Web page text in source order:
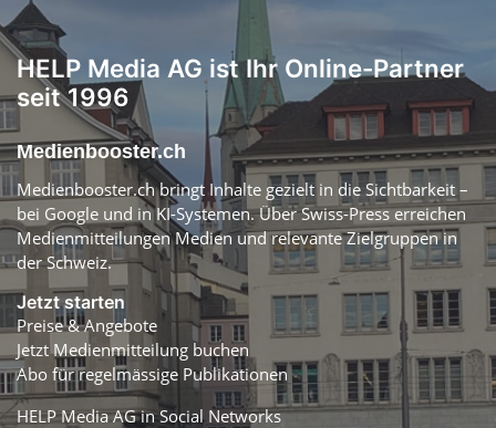
HELP Media AG ist Ihr Online-Partner
seit 1996
Medienbooster.ch
Medienbooster.ch bringt Inhalte gezielt in die Sichtbarkeit –
bei Google und in KI-Systemen. Über Swiss-Press erreichen
Medienmitteilungen Medien und relevante Zielgruppen in
der Schweiz.
Jetzt starten
Preise & Angebote
Jetzt Medienmitteilung buchen
Abo für regelmässige Publikationen
HELP Media AG in Social Networks